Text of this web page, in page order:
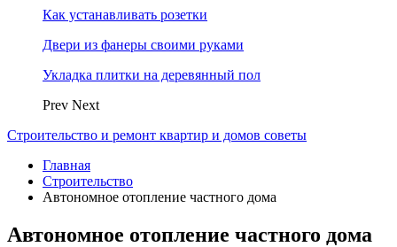
Как устанавливать розетки
Двери из фанеры своими руками
Укладка плитки на деревянный пол
Prev Next
Строительство и ремонт квартир и домов советы
Главная
Строительство
Автономное отопление частного дома
Автономное отопление частного дома